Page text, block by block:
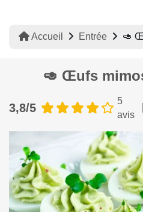
Accueil Entrée 🥑
🥑 Œufs
3,8/5
5
avis